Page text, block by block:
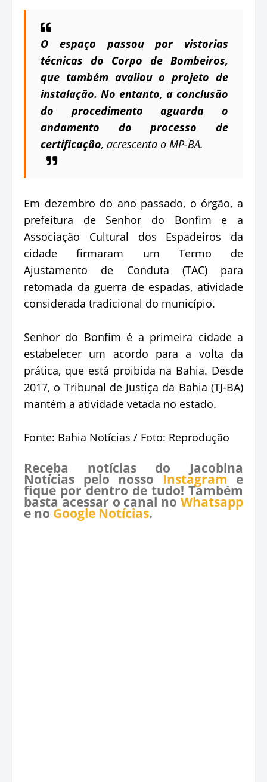
O espaço passou por vistorias
técnicas do Corpo de Bombeiros,
que também avaliou o projeto de
instalação. No entanto, a conclusão
do procedimento aguarda o
andamento do processo de
certificação, acrescenta o MP-BA.
Em dezembro do ano passado, o órgão, a
prefeitura de Senhor do Bonfim e a
Associação Cultural dos Espadeiros da
cidade firmaram um Termo de
Ajustamento de Conduta (TAC) para
retomada da guerra de espadas, atividade
considerada tradicional do município.
Senhor do Bonfim é a primeira cidade a
estabelecer um acordo para a volta da
prática, que está proibida na Bahia. Desde
2017, o Tribunal de Justiça da Bahia (TJ-BA)
mantém a atividade vetada no estado.
Fonte: Bahia Notícias / Foto: Reprodução
Receba notícias do Jacobina
Notícias pelo nosso Instagram e
fique por dentro de tudo! Também
basta acessar o canal no Whatsapp
e no Google Notícias.